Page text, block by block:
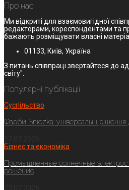
Про нас
Ми відкриті для взаємовигідної
редакторами, кореспондентами та
бажають розміщувати власні
01133, Київ, Україна
З питань співпраці звертайтеся до
світу".
Популярні публікації
Суспільство
Фарби Sniezka: універсальні рішення
Бізнес та економіка
Промышленные солнечные
решение